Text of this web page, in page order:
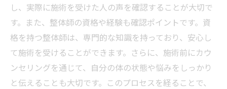
し、実際に施術を受けた人の声を確認することが大切で
す。また、整体師の資格や経験も確認ポイントです。資
格を持つ整体師は、専門的な知識を持っており、安心し
て施術を受けることができます。さらに、施術前にカウ
ンセリングを通じて、自分の体の状態や悩みをしっかり
と伝えることも大切です。このプロセスを経ることで、